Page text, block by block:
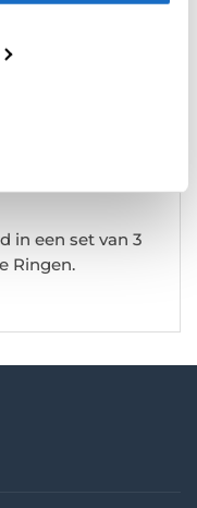
deze helpen om
in een set van 3
Ringen.